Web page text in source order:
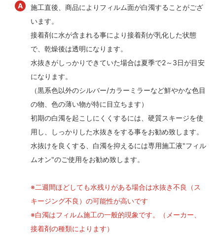
施工直後、商品によりフィルム面が白濁することがござ
います。
接着剤に水が含まれる事により接着剤が乳化した状態
で、乾燥後は透明になります。
水抜きがしっかりできていた場合は夏季で2～3日が目安
になります。
（黒系色以外のシルバー/カラーミラーなど鮮やかな色目
の物、色の薄い物が特に目立ちます）
初期の白濁を起こしにくくするには、硬質スキージを使
用し、しっかりした水抜きをする事をお勧め致します。
水抜けを良くする、白濁を抑えるには専用施工液"フィル
ムオン"のご使用をお勧め致します。
※二週間ほどしても水残りがある場合は水抜き不良（ス
キージング不良）の可能性が高いです
※白濁はフィルム施工の一般的現象です。（メーカー、
接着剤の種類によります）